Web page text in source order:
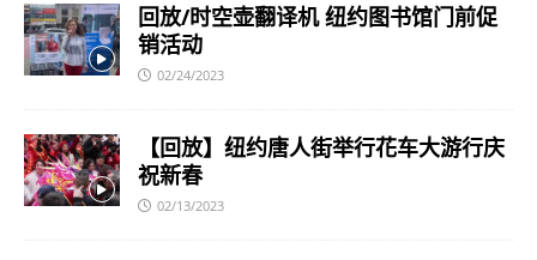
回放/时空壶翻译机 纽约图书馆门前促
销活动
02/24/2023
【回放】纽约唐人街举行花车大游行庆
祝新春
02/13/2023